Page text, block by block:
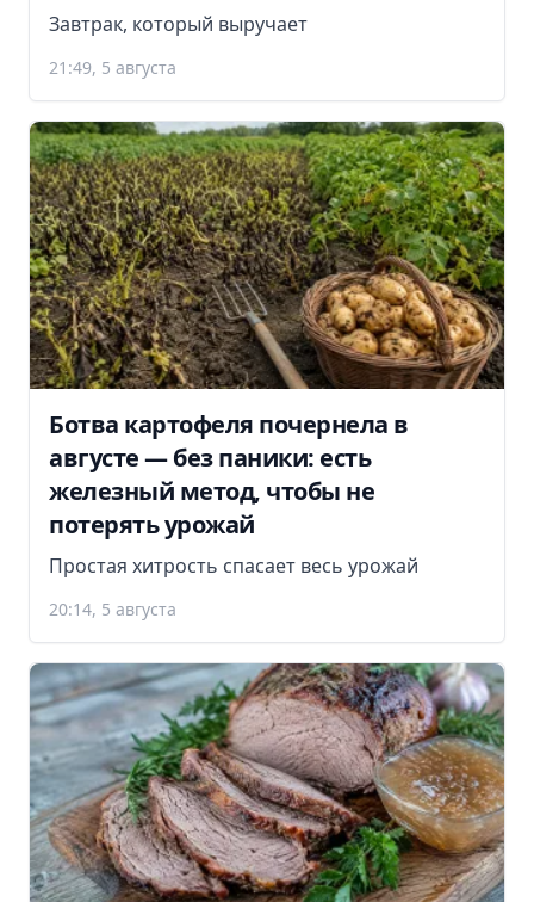
Завтрак, который выручает
21:49, 5 августа
Ботва картофеля почернела в
августе — без паники: есть
железный метод, чтобы не
потерять урожай
Простая хитрость спасает весь урожай
20:14, 5 августа